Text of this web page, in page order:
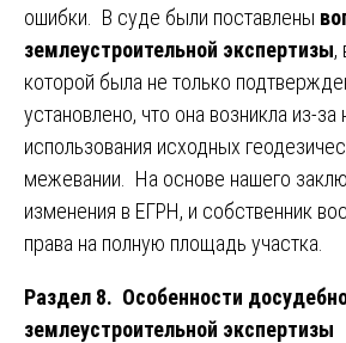
ошибки. В суде были поставлены
землеустроительной экспертизы,
которой была не только
установлено, что она возникла из-за
использования исходных
межевании. На основе нашего
изменения в ЕГРН, и собственник
права на полную площадь участка.
Раздел 8. Особенности
землеустроительной экспертизы